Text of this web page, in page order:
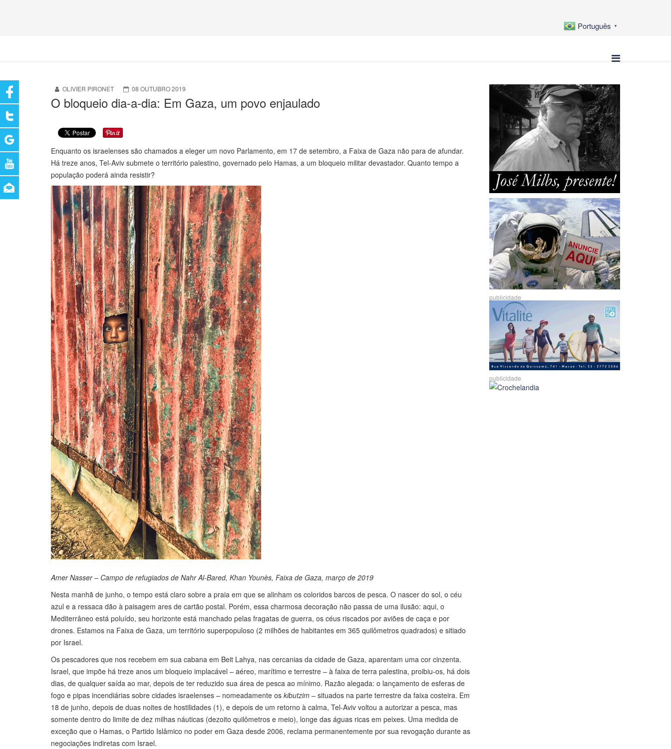
Português ▼
OLIVIER PIRONET 08 OUTUBRO 2019
O bloqueio dia-a-dia: Em Gaza, um povo enjaulado
Enquanto os israelenses são chamados a eleger um novo Parlamento, em 17 de setembro, a Faixa de Gaza não para de afundar.
Há treze anos, Tel-Aviv submete o território palestino, governado pelo Hamas, a um bloqueio militar devastador. Quanto tempo a
população poderá ainda resistir?
Amer Nasser – Campo de refugiados de Nahr Al-Bared, Khan Younès, Faixa de Gaza, março de 2019
Nesta manhã de junho, o tempo está claro sobre a praia em que se alinham os coloridos barcos de pesca. O nascer do sol, o céu
azul e a ressaca dão à paisagem ares de cartão postal. Porém, essa charmosa decoração não passa de uma ilusão: aqui, o
Mediterrâneo está poluído, seu horizonte está manchado pelas fragatas de guerra, os céus riscados por aviões de caça e por
drones. Estamos na Faixa de Gaza, um território superpopuloso (2 milhões de habitantes em 365 quilômetros quadrados) e sitiado
por Israel.
Os pescadores que nos recebem em sua cabana em Beit Lahya, nas cercanias da cidade de Gaza, aparentam uma cor cinzenta.
Israel, que impõe há treze anos um bloqueio implacável – aéreo, marítimo e terrestre – à faixa de terra palestina, proibiu-os, há dois
dias, de qualquer saída ao mar, depois de ter reduzido sua área de pesca ao mínimo. Razão alegada: o lançamento de esferas de
fogo e pipas incendiárias sobre cidades israelenses – nomeadamente os kibutzim – situados na parte terrestre da faixa costeira. Em
18 de junho, depois de duas noites de hostilidades (1), e depois de um retorno à calma, Tel-Aviv voltou a autorizar a pesca, mas
somente dentro do limite de dez milhas náuticas (dezoito quilômetros e meio), longe das águas ricas em peixes. Uma medida de
exceção que o Hamas, o Partido Islâmico no poder em Gaza desde 2006, reclama permanentemente por sua revogação durante as
negociações indiretas com Israel.
publicidade
publicidade